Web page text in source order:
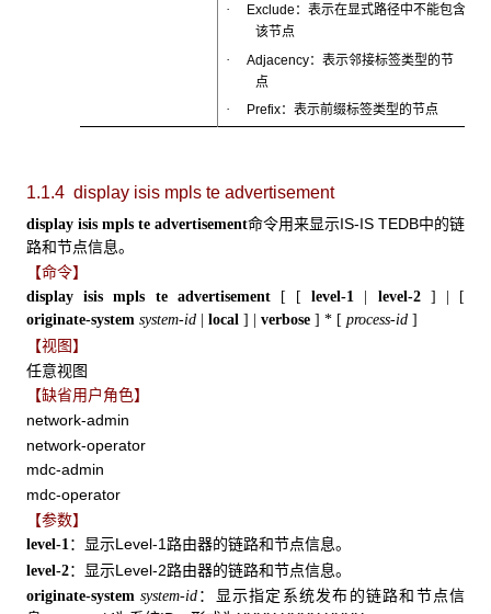
· Exclude：表示在显式路径中不能包含
该节点
· Adjacency：表示邻接标签类型的节
点
· Prefix：表示前缀标签类型的节点
1.1.4 display isis mpls te advertisement
display isis mpls te advertisement命令用来显示IS-IS TEDB中的链
路和节点信息。
【命令】
display isis mpls te advertisement [ [ level-1 level-2 ]
[
originate-system system-id local ] verbose ] * [ process-id ]
【视图】
任意视图
【缺省用户角色】
network-admin
network-operator
mdc-admin
mdc-operator
【参数】
level-1：显示Level-1路由器的链路和节点信息。
level-2：显示Level-2路由器的链路和节点信息。
originate-system system-id ：显示指定系统发布的链路和节点信